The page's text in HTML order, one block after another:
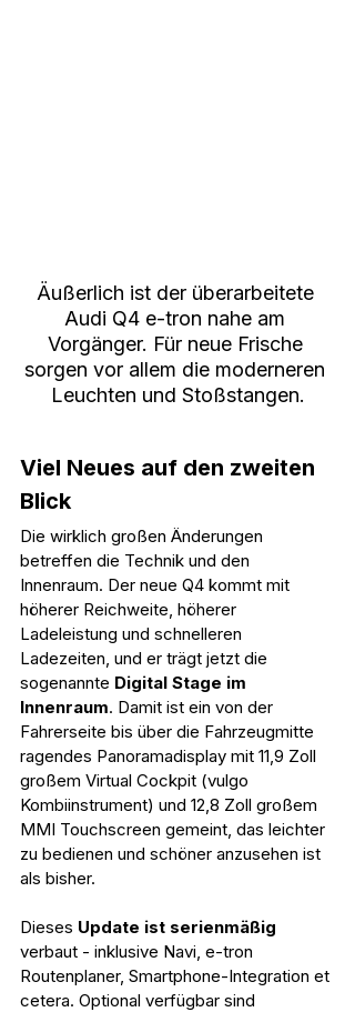
Äußerlich ist der überarbeitete
Audi Q4 e-tron nahe am
Vorgänger. Für neue Frische
sorgen vor allem die moderneren
Leuchten und Stoßstangen.
Viel Neues auf den zweiten
Blick
Die wirklich großen Änderungen
betreffen die Technik und den
Innenraum. Der neue Q4 kommt mit
höherer Reichweite, höherer
Ladeleistung und schnelleren
Ladezeiten, und er trägt jetzt die
sogenannte Digital Stage im
Innenraum. Damit ist ein von der
Fahrerseite bis über die Fahrzeugmitte
ragendes Panoramadisplay mit 11,9 Zoll
großem Virtual Cockpit (vulgo
Kombiinstrument) und 12,8 Zoll großem
MMI Touchscreen gemeint, das leichter
zu bedienen und schöner anzusehen ist
als bisher.
Dieses Update ist serienmäßig
verbaut - inklusive Navi, e-tron
Routenplaner, Smartphone-Integration et
cetera. Optional verfügbar sind